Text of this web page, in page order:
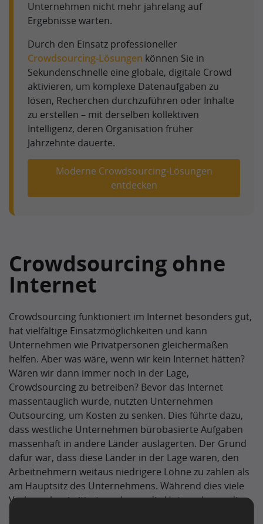
Unternehmen nicht mehr jahrelang auf
Ergebnisse warten.
Durch den Einsatz professioneller
Crowdsourcing-Lösungen können Sie in
Sekundenschnelle eine globale, digitale Crowd
aktivieren, um komplexe Datenaufgaben zu
lösen, Recherchen durchzuführen oder Inhalte
zu erstellen – mit derselben kollektiven
Intelligenz, deren Organisation früher
Jahrzehnte dauerte.
Moderne Crowdsourcing-Lösungen
entdecken
Crowdsourcing ohne
Internet
Crowdsourcing funktioniert im Internet besonders gut,
hat vielfältige Einsatzmöglichkeiten und kann
Unternehmen wie Privatpersonen gleichermaßen
helfen. Aber was wäre, wenn wir kein Internet hätten?
Wären wir dann immer noch in der Lage,
Crowdsourcing zu betreiben? Bevor das Internet
massentauglich wurde, nutzten Unternehmen
Outsourcing, um Kosten zu senken. Dies führte dazu,
dass westliche Unternehmen bürobasierte Aufgaben
massenhaft in andere Länder auslagerten. Der Grund
dafür war, dass diese Länder in der Lage waren, den
Arbeitnehmern weitaus niedrigere Löhne zu zahlen als
am Hauptsitz des Unternehmens. Während dies viele
Verbraucher irritierte, nahmen die Unternehmen dies